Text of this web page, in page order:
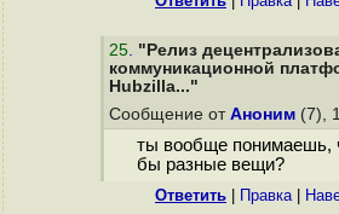
25. "Релиз
коммуникационной
Hubzilla..."
Сообщение от Аноним (7),
ты вообще понимаешь,
бы разные вещи?
Ответить Правка|